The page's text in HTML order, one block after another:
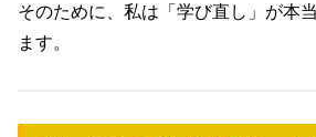
そのために、私は「学び直し」が本
ます。